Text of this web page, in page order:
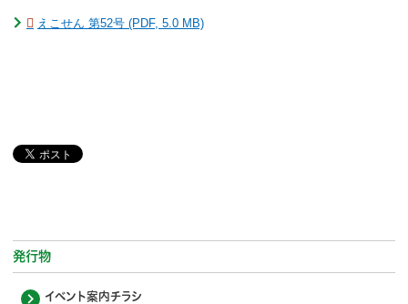
えこせん 第52号 (PDF, 5.0 MB)
発行物
イベント案内チラシ